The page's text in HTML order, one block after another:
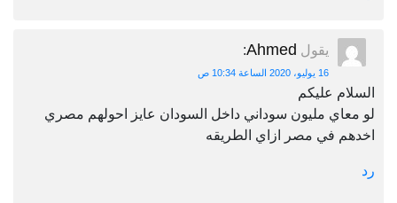
يقول Ahmed
:
16 يوليو، 2020 الساعة 10:34 ص
السلام عليكم
لو معاي مليون سوداني داخل السودان عايز احولهم مصري
اخدهم في مصر ازاي الطريقه
رد